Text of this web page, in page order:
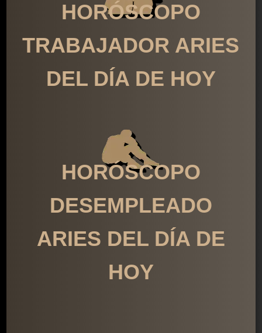
HORÓSCOPO
TRABAJADOR ARIES
DEL DÍA DE HOY
HORÓSCOPO
DESEMPLEADO
ARIES DEL DÍA DE
HOY